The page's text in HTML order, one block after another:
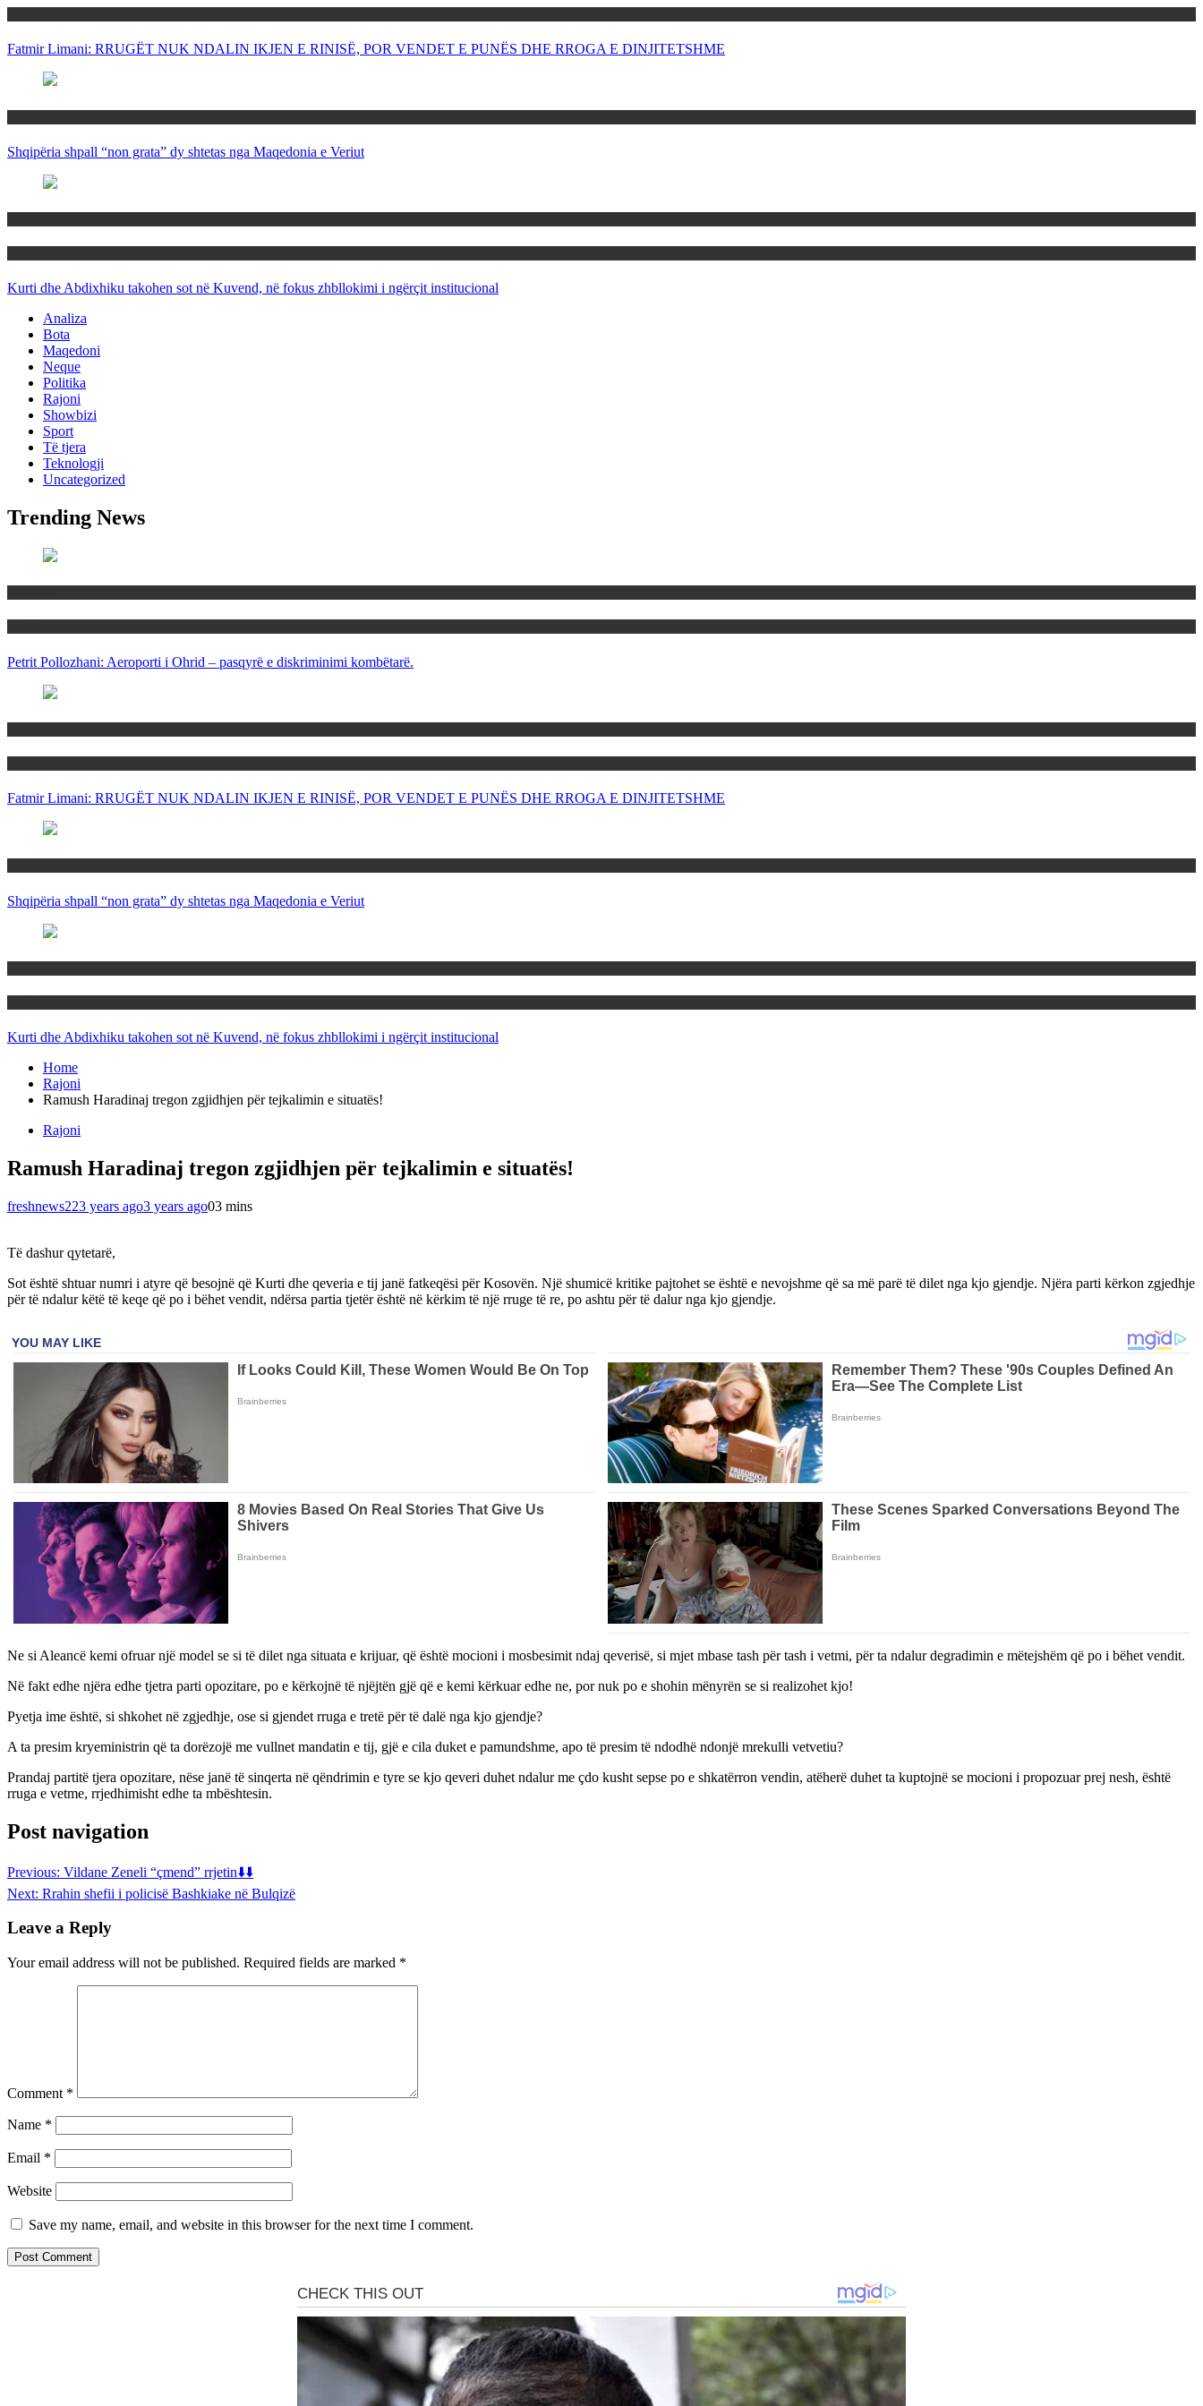
Fatmir Limani: RRUGËT NUK NDALIN IKJEN E RINISË, POR VENDET E PUNËS DHE RROGA E DINJITETSHME
Shqipëria shpall “non grata” dy shtetas nga Maqedonia e Veriut
Kurti dhe Abdixhiku takohen sot në Kuvend, në fokus zhbllokimi i ngërçit institucional
Analiza
Bota
Maqedoni
Neque
Politika
Rajoni
Showbizi
Sport
Të tjera
Teknologji
Uncategorized
Trending News
Petrit Pollozhani: Aeroporti i Ohrid – pasqyrë e diskriminimi kombëtarë.
Fatmir Limani: RRUGËT NUK NDALIN IKJEN E RINISË, POR VENDET E PUNËS DHE RROGA E DINJITETSHME
Shqipëria shpall “non grata” dy shtetas nga Maqedonia e Veriut
Kurti dhe Abdixhiku takohen sot në Kuvend, në fokus zhbllokimi i ngërçit institucional
Home
Rajoni
Ramush Haradinaj tregon zgjidhjen për tejkalimin e situatës!
Rajoni
Ramush Haradinaj tregon zgjidhjen për tejkalimin e situatës!
freshnews223 years ago3 years ago03 mins
Të dashur qytetarë,
Sot është shtuar numri i atyre që besojnë që Kurti dhe qeveria e tij janë fatkeqësi për Kosovën. Një shumicë kritike pajtohet se është e nevojshme që sa më parë të dilet nga kjo gjendje. Njëra parti kërkon zgjedhje
për të ndalur këtë të keqe që po i bëhet vendit, ndërsa partia tjetër është në kërkim të një rruge të re, po ashtu për të dalur nga kjo gjendje.
Ne si Aleancë kemi ofruar një model se si të dilet nga situata e krijuar, që është mocioni i mosbesimit ndaj qeverisë, si mjet mbase tash për tash i vetmi, për ta ndalur degradimin e mëtejshëm që po i bëhet vendit.
Në fakt edhe njëra edhe tjetra parti opozitare, po e kërkojnë të njëjtën gjë që e kemi kërkuar edhe ne, por nuk po e shohin mënyrën se si realizohet kjo!
Pyetja ime është, si shkohet në zgjedhje, ose si gjendet rruga e tretë për të dalë nga kjo gjendje?
A ta presim kryeministrin që ta dorëzojë me vullnet mandatin e tij, gjë e cila duket e pamundshme, apo të presim të ndodhë ndonjë mrekulli vetvetiu?
Prandaj partitë tjera opozitare, nëse janë të sinqerta në qëndrimin e tyre se kjo qeveri duhet ndalur me çdo kusht sepse po e shkatërron vendin, atëherë duhet ta kuptojnë se mocioni i propozuar prej nesh, është
rruga e vetme, rrjedhimisht edhe ta mbështesin.
Post navigation
Previous: Vildane Zeneli “çmend” rrjetin⬇️⬇️
Next: Rrahin shefii i policisë Bashkiake në Bulqizë
Leave a Reply
Your email address will not be published. Required fields are marked *
Comment *
Name *
Email *
Website
Save my name, email, and website in this browser for the next time I comment.